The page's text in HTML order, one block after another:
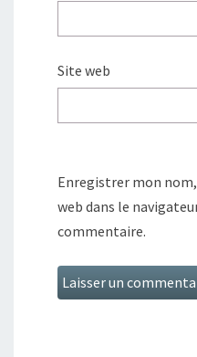
Site web
Enregistrer mon
web dans le
commentaire.